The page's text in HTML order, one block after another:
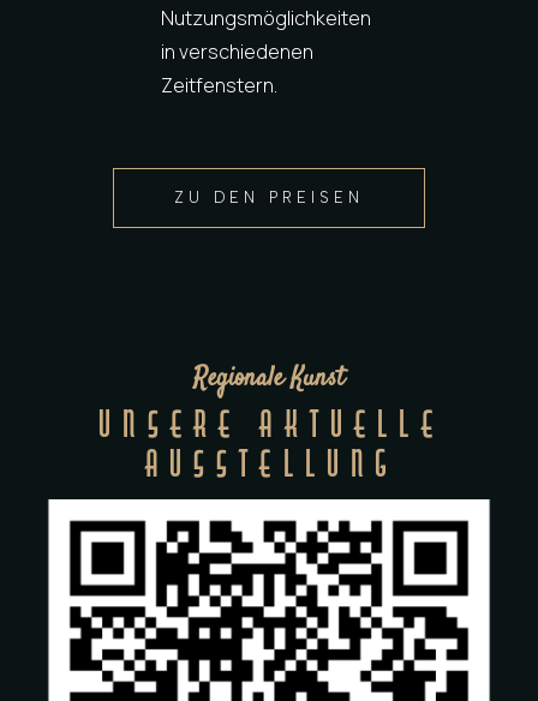
Nutzungsmöglichkeiten
in verschiedenen
Zeitfenstern.
ZU DEN PREISEN
Regionale Kunst
UNSERE AKTUELLE
AUSSTELLUNG